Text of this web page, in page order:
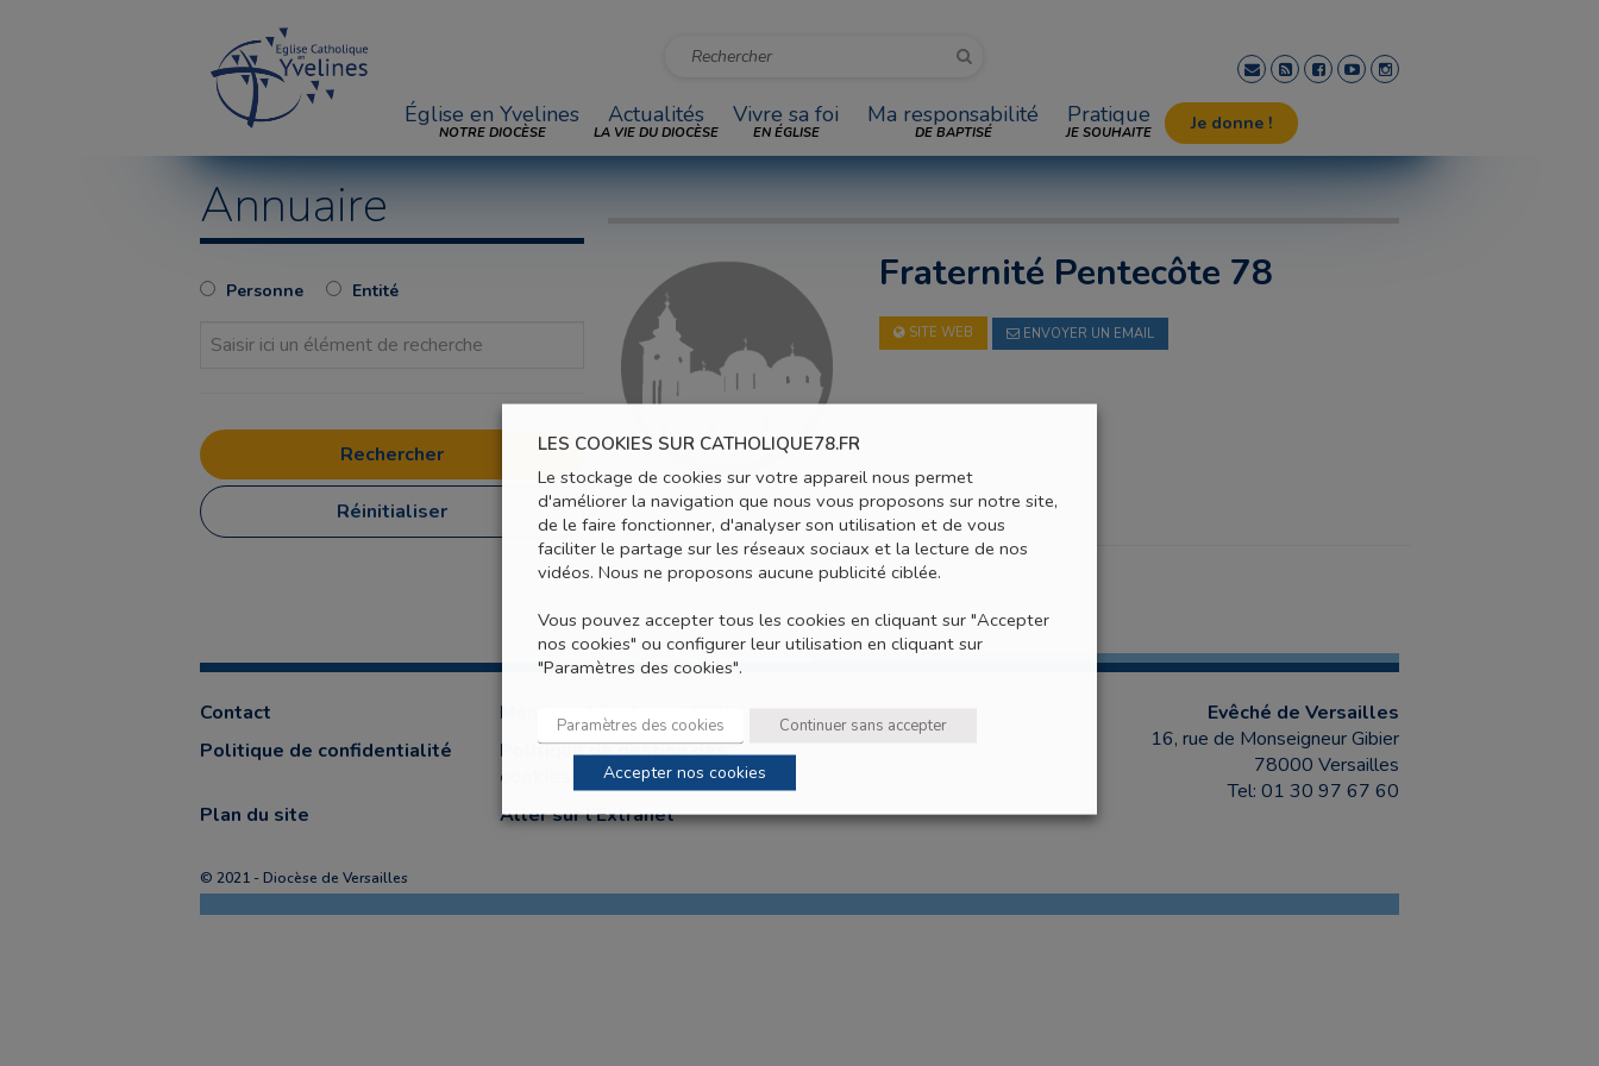
Église en Yvelines
NOTRE DIOCÈSE
Actualités
LA VIE DU DIOCÈSE
Vivre sa foi
EN ÉGLISE
Ma responsabilité
DE BAPTISÉ
Pratique
JE SOUHAITE Je donne !
Annuaire
Personne Entité
Réinitialiser
Fraternité Pentecôte 78
SITE WEB ENVOYER UN EMAIL
Contact
Mentions légales et CGU
Politique de confidentialité
Politique de gestion des
cookies
Plan du site
Aller sur l’Extranet
Evêché de Versailles
16, rue de Monseigneur Gibier
78000 Versailles
Tel: 01 30 97 67 60
© 2021 - Diocèse de Versailles
LES COOKIES SUR CATHOLIQUE78.FR
Le stockage de cookies sur votre appareil nous permet
d'améliorer la navigation que nous vous proposons sur notre site,
de le faire fonctionner, d'analyser son utilisation et de vous
faciliter le partage sur les réseaux sociaux et la lecture de nos
vidéos. Nous ne proposons aucune publicité ciblée.
Vous pouvez accepter tous les cookies en cliquant sur "Accepter
nos cookies" ou configurer leur utilisation en cliquant sur
"Paramètres des cookies".
Paramètres des cookies Continuer sans accepter
Accepter nos cookies